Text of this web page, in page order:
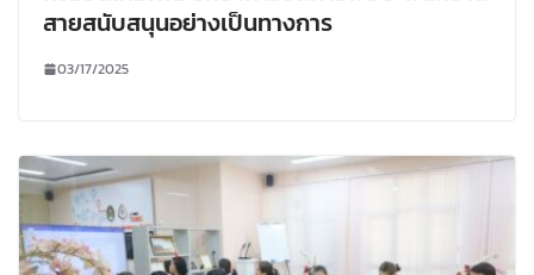
สายสนับสนุนอย่างเป็นทางการ
03/17/2025